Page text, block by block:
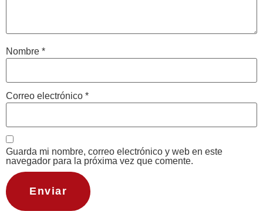
Nombre *
Correo electrónico *
Guarda mi nombre, correo electrónico y web en este
navegador para la próxima vez que comente.